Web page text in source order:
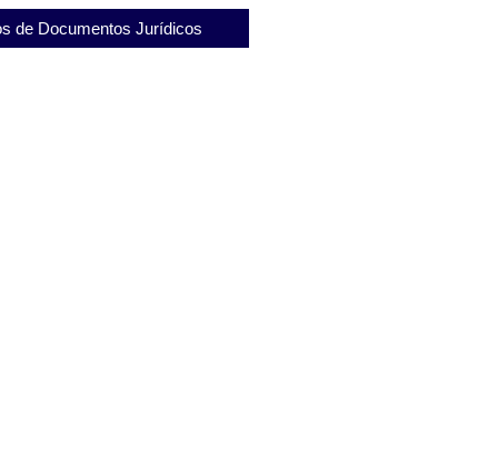
de Documentos Jurídicos